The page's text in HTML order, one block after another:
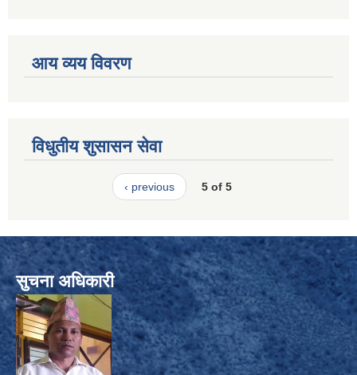
आय व्यय विवरण
विधुतीय शुसासन सेवा
‹ previous 5 of 5
सुचना अधिकारी